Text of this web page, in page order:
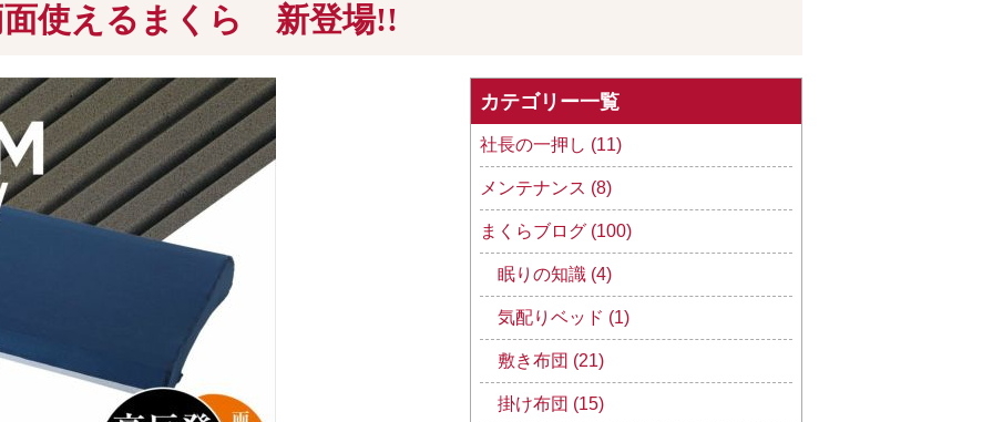
使えるまくら 新登場!!
カテゴリー一覧
社長の一押し (11)
メンテナンス (8)
まくらブログ (100)
眠りの知識 (4)
気配りベッド (1)
敷き布団 (21)
掛け布団 (15)